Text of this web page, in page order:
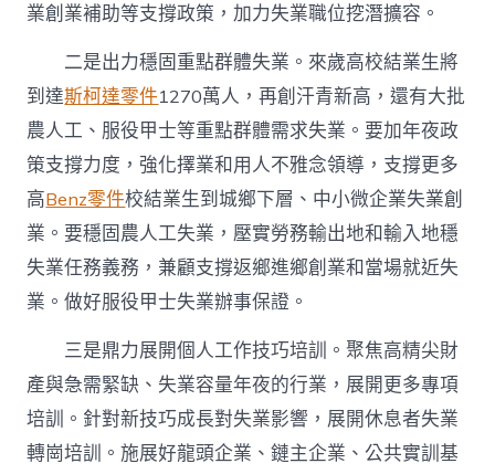
業創業補助等支撐政策，加力失業職位挖潛擴容。
二是出力穩固重點群體失業。來歲高校結業生將
到達斯柯達零件1270萬人，再創汗青新高，還有大批
農人工、服役甲士等重點群體需求失業。要加年夜政
策支撐力度，強化擇業和用人不雅念領導，支撐更多
高Benz零件校結業生到城鄉下層、中小微企業失業創
業。要穩固農人工失業，壓實勞務輸出地和輸入地穩
失業任務義務，兼顧支撐返鄉進鄉創業和當場就近失
業。做好服役甲士失業辦事保證。
三是鼎力展開個人工作技巧培訓。聚焦高精尖財
產與急需緊缺、失業容量年夜的行業，展開更多專項
培訓。針對新技巧成長對失業影響，展開休息者失業
轉崗培訓。施展好龍頭企業、鏈主企業、公共實訓基